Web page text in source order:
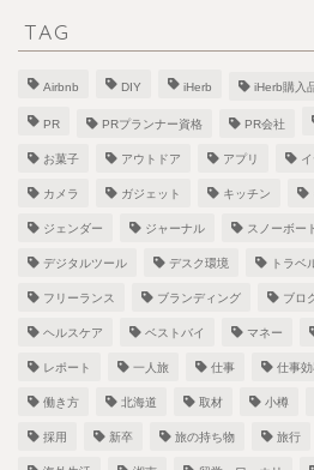
TAG
Airbnb DIY iHerb iHerb購入
PR PRプランナー資格 PR会社
お菓子 アウトドア アプリ
カメラ ガジェット キッチン
ジェンダー ジャーナル スノーボー
デジタルツール デスク環境 トラベ
フリーランス ブランディング ブロ
ヘルスケア ベストバイ マネー
レポート 一人旅 仕事 仕事
働き方 北海道 取材 小樽
採用 新卒 旅の持ち物 旅行